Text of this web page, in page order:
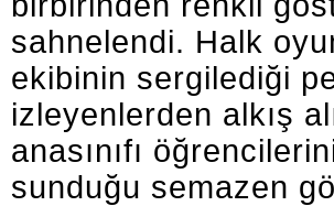
sahnelendi. Halk
ekibinin sergilediği
izleyenlerden alkış
anasınıfı
sunduğu semazen